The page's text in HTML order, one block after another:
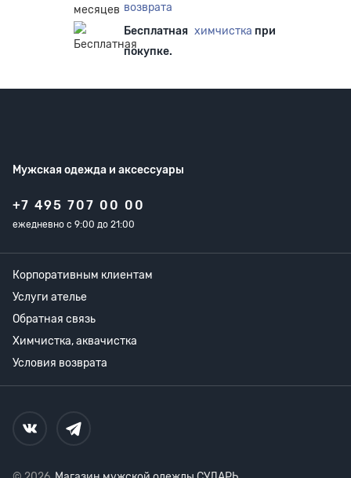
возврата
Бесплатная химчистка при
покупке.
Мужская одежда и аксессуары
+7 495 707 00 00
ежедневно с 9:00 до 21:00
Корпоративным клиентам
Услуги ателье
Обратная связь
Химчистка, аквачистка
Условия возврата